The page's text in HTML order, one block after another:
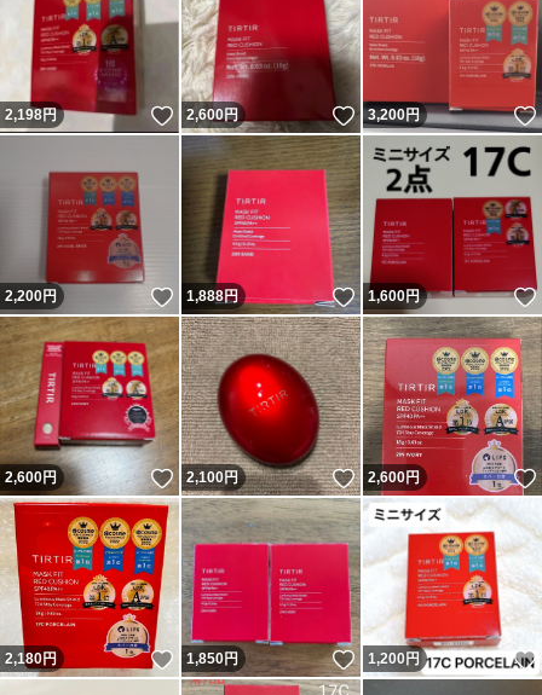
2,198円 いいね！
2,600円 いいね！
3,200円
2,200円 いいね！
1,888円 いいね！
1,600円
2,600円 いいね！
2,100円 いいね！
2,600円
2,180円 いいね！
1,850円 いいね！
1,200円